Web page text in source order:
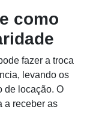
como
fazer a troca
levando os
de locação. O
a receber as